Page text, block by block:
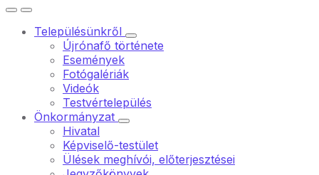
Településünkről
Újrónafő története
Események
Fotógalériák
Videók
Testvértelepülés
Önkormányzat
Hivatal
Képviselő-testület
Ülések meghívói, előterjesztései